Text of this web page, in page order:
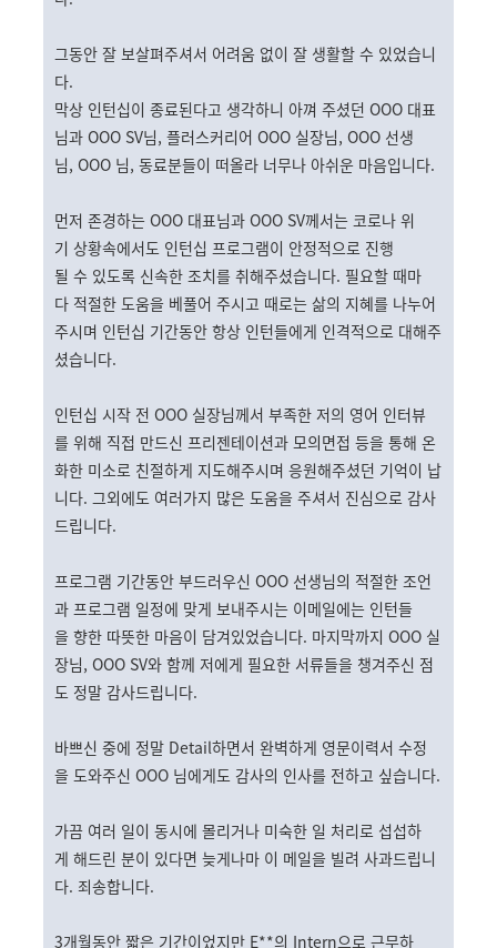
그동안 잘 보살펴주셔서 어려움 없이 잘 생활할 수 있었습니
다.
막상 인턴십이 종료된다고 생각하니 아껴 주셨던 OOO 대표
님과 OOO SV님, 플러스커리어 OOO 실장님, OOO 선생
님, OOO 님, 동료분들이 떠올라 너무나 아쉬운 마음입니다.
먼저 존경하는 OOO 대표님과 OOO SV께서는 코로나 위
기 상황속에서도 인턴십 프로그램이 안정적으로 진행
될 수 있도록 신속한 조치를 취해주셨습니다. 필요할 때마
다 적절한 도움을 베풀어 주시고 때로는 삶의 지혜를 나누어
주시며 인턴십 기간동안 항상 인턴들에게 인격적으로 대해주
셨습니다.
인턴십 시작 전 OOO 실장님께서 부족한 저의 영어 인터뷰
를 위해 직접 만드신 프리젠테이션과 모의면접 등을 통해 온
화한 미소로 친절하게 지도해주시며 응원해주셨던 기억이 납
니다. 그외에도 여러가지 많은 도움을 주셔서 진심으로 감사
드립니다.
프로그램 기간동안 부드러우신 OOO 선생님의 적절한 조언
과 프로그램 일정에 맞게 보내주시는 이메일에는 인턴들
을 향한 따뜻한 마음이 담겨있었습니다. 마지막까지 OOO 실
장님, OOO SV와 함께 저에게 필요한 서류들을 챙겨주신 점
도 정말 감사드립니다.
바쁘신 중에 정말 Detail하면서 완벽하게 영문이력서 수정
을 도와주신 OOO 님에게도 감사의 인사를 전하고 싶습니다.
가끔 여러 일이 동시에 몰리거나 미숙한 일 처리로 섭섭하
게 해드린 분이 있다면 늦게나마 이 메일을 빌려 사과드립니
다. 죄송합니다.
3개월동안 짧은 기간이었지만 E**의 Intern으로 근무하